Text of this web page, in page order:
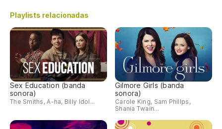
Playlists relacionadas
Sex Education (banda
sonora)
The Smiths, A-ha, Billy Idol...
Gilmore Girls (banda
sonora)
Carole King, Sam Phillps,
Shania Twain...